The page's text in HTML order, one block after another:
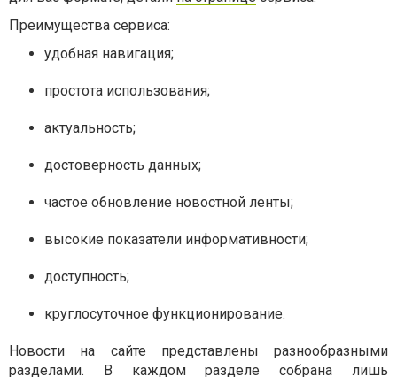
Преимущества сервиса:
удобная навигация;
простота использования;
актуальность;
достоверность данных;
частое обновление новостной ленты;
высокие показатели информативности;
доступность;
круглосуточное функционирование.
Новости на сайте представлены разнообразными
разделами. В каждом разделе собрана лишь